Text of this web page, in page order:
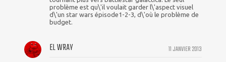
problème est qu\'il voulait garder l\'aspect visuel
d\'un star wars épisode1-2-3, d\'où le problème de
budget.
11 JANVIER 2013
EL WRAY